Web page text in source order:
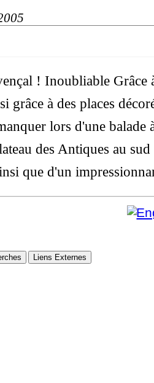
! Inoubliable Grâce
grâce à des places
lors d'une
des Antiques au
que d'un
Liens Externes